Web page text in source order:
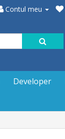
Contul meu
Developer